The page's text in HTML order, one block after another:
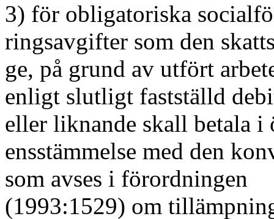
3) för obligatoriska
ringsavgifter som den
ge, på grund av utfört
enligt slutligt fastställd
eller liknande skall betala i
ensstämmelse med den
som avses i förordningen
(1993:1529) om